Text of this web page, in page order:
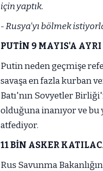
için yaptık.
- Rusya'yı bölmek
PUTİN 9 MAYIS'A AYRI
Putin neden geçmişe
savaşa en fazla kurban
Batı'nın Sovyetler
olduğuna inanıyor ve bu
atfediyor.
11 BİN ASKER
Rus Savunma